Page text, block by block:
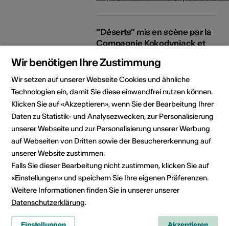
"Déserts" mis en scène par la
Compagnie Kokodyniack et
Besson, au Reflet et à Nebia
Datum: 16.04.2024
Webseite:
https://
24/deserts
"L'âge que j'avais", première
création du Collectif PLAJE
co-mis en scène par Aline
Bonvin, Paola Dam, Léa Gigon,
Eve Mittempergher et moi-
Wir benötigen Ihre Zustimmung
Wir setzen auf unserer Webseite Cookies und ähnliche
Technologien ein, damit Sie diese einwandfrei nutzen können.
Klicken Sie auf «Akzeptieren», wenn Sie der Bearbeitung Ihrer
Daten zu Statistik- und Analysezwecken, zur Personalisierung
unserer Webseite und zur Personalisierung unserer Werbung
auf Webseiten von Dritten sowie der Besuchererkennung auf
unserer Website zustimmen.
Falls Sie dieser Bearbeitung nicht zustimmen, klicken Sie auf
«Einstellungen» und speichern Sie Ihre eigenen Präferenzen.
Weitere Informationen finden Sie in unserer unserer
Datenschutzerklärung.